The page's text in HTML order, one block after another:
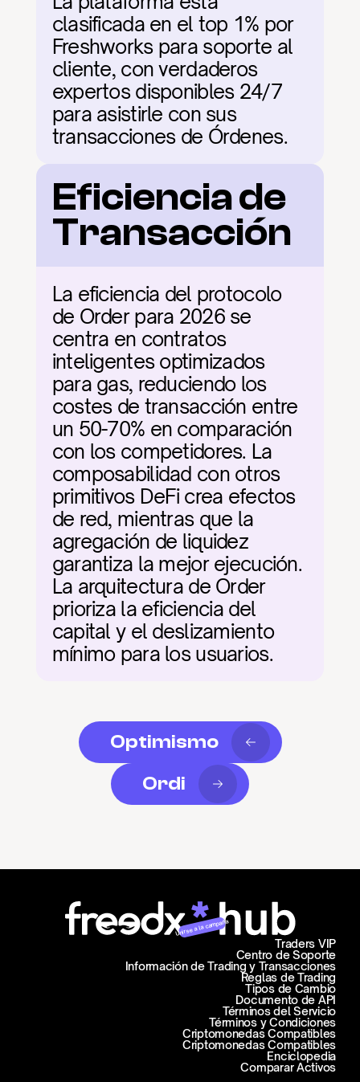
clasificada en el top 1% por
Freshworks para soporte al
cliente, con verdaderos
expertos disponibles 24/7
para asistirle con sus
transacciones de Órdenes.
Eficiencia de
Transacción
La eficiencia del protocolo
de Order para 2026 se
centra en contratos
inteligentes optimizados
para gas, reduciendo los
costes de transacción entre
un 50-70% en comparación
con los competidores. La
composabilidad con otros
primitivos DeFi crea efectos
de red, mientras que la
agregación de liquidez
garantiza la mejor ejecución.
La arquitectura de Order
prioriza la eficiencia del
capital y el deslizamiento
mínimo para los usuarios.
Optimismo
Ordi
Unirse a la campaña
Centro de Soporte
Información de Trading y Transacciones
Traders VIP
Reglas de Trading
Tipos de Cambio
Documento de API
Términos del Servicio
Términos y Condiciones
Criptomonedas Compatibles
Criptomonedas Compatibles
Enciclopedia
Comparar Activos